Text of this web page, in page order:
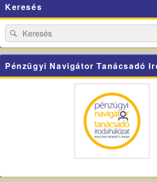
Sidebar
Widget
Area
Keresés
Search
for:
Search
Pénzügyi Navigátor Tanácsadó